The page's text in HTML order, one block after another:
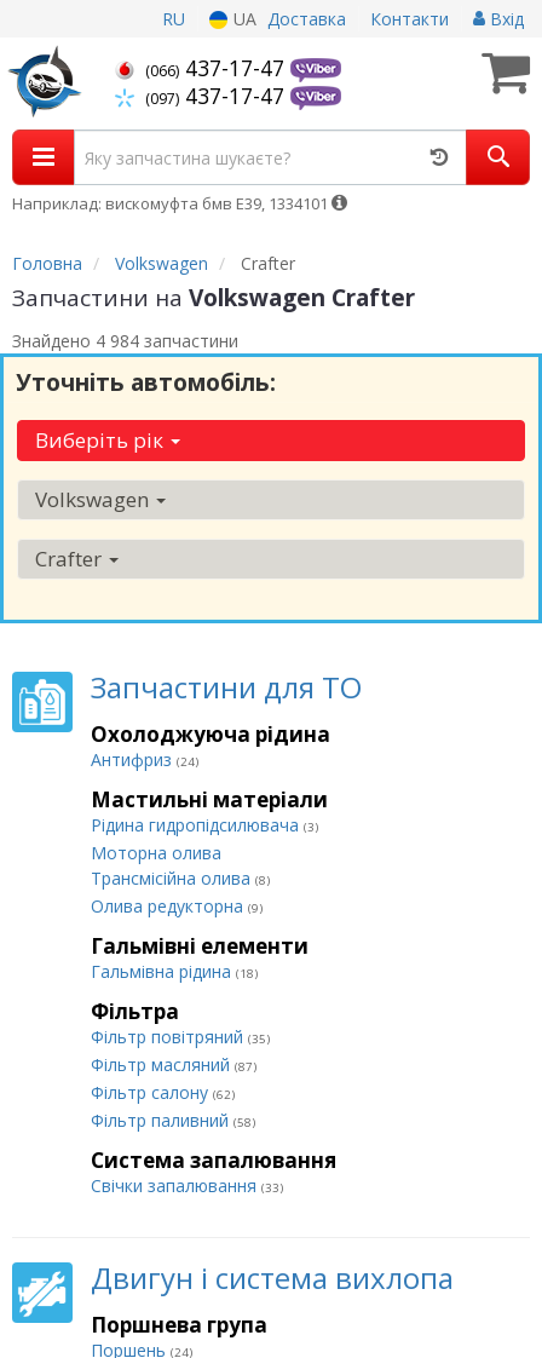
RU UA Доставка Контакти Вхід
(066) 437-17-47
(097) 437-17-47
Наприклад: вискомуфта бмв Е39, 1334101
Головна Volkswagen Crafter
Запчастини на Volkswagen Crafter
Знайдено 4 984 запчастини
Уточніть автомобіль:
Виберіть рік
Volkswagen
Crafter
Запчастини для ТО
Охолоджуюча рідина
Антифриз (24)
Мастильні матеріали
Рідина гидропідсилювача (3)
Моторна олива
Трансмісійна олива (8)
Олива редукторна (9)
Гальмівні елементи
Гальмівна рідина (18)
Фільтра
Фільтр повітряний (35)
Фільтр масляний (87)
Фільтр салону (62)
Фільтр паливний (58)
Система запалювання
Свічки запалювання (33)
Двигун і система вихлопа
Поршнева група
Поршень (24)